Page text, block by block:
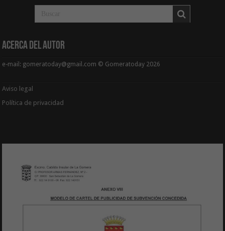
Acerca del Autor
e-mail: gomeratoday@gmail.com © Gomeratoday 2026
Aviso legal
Política de privacidad